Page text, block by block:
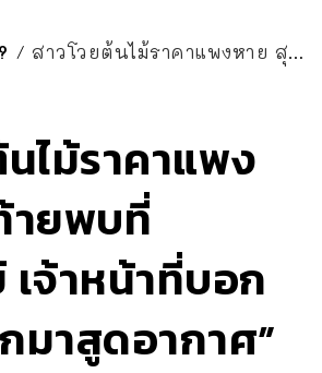
/ สาวโวยต้นไม้ราคาแพงหาย สุดท้ายพบที่ไปรษณีย์ เจ้าหน้าที่บอก “หลุดออกมาสูดอากาศ”
ไม้ราคาแพง
ายพบที่
จ้าหน้าที่บอก
มาสูดอากาศ”